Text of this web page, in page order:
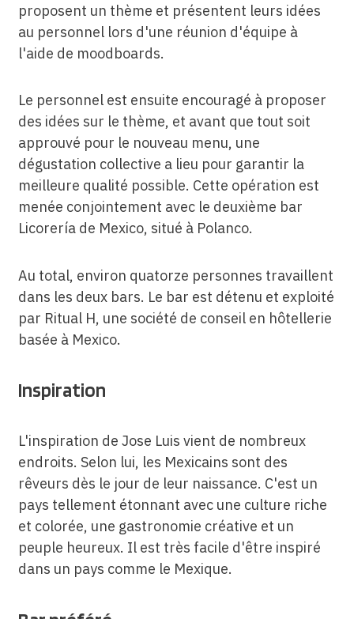
proposent un thème et présentent leurs idées
au personnel lors d'une réunion d'équipe à
l'aide de moodboards.
Le personnel est ensuite encouragé à proposer
des idées sur le thème, et avant que tout soit
approuvé pour le nouveau menu, une
dégustation collective a lieu pour garantir la
meilleure qualité possible. Cette opération est
menée conjointement avec le deuxième bar
Licorería de Mexico, situé à Polanco.
Au total, environ quatorze personnes travaillent
dans les deux bars. Le bar est détenu et exploité
par Ritual H, une société de conseil en hôtellerie
basée à Mexico.
Inspiration
L'inspiration de Jose Luis vient de nombreux
endroits. Selon lui, les Mexicains sont des
rêveurs dès le jour de leur naissance. C'est un
pays tellement étonnant avec une culture riche
et colorée, une gastronomie créative et un
peuple heureux. Il est très facile d'être inspiré
dans un pays comme le Mexique.